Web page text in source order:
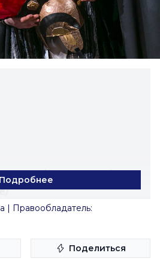
perfomance/bez-
Подробнее
Правообладатель:
Поделиться